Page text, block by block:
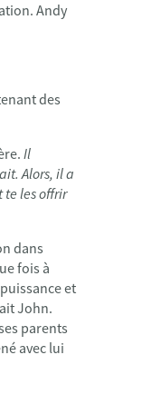
Andy
des
Il
Alors, il a
te les offrir
dans
fois à
et
John.
parents
avec lui